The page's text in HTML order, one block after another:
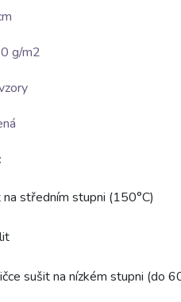
g/m2
na středním stupni (150°C)
sušit na nízkém stupni (do